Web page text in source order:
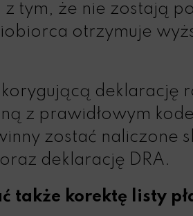
tym, że nie zostają
otrzymuje
deklarację
z prawidłowym
zostać naliczone
deklarację DRA.
także korektę listy